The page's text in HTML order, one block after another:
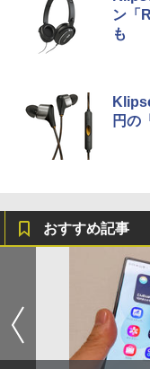
ン「
も
円の
おすすめ記事